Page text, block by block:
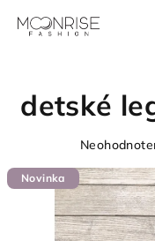
detské
Priemerné
produktu
je
0,0
z
Novinka